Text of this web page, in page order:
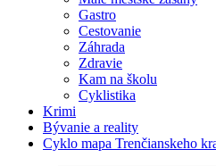
Gastro
Cestovanie
Záhrada
Zdravie
Kam na školu
Cyklistika
Krimi
Bývanie a reality
Cyklo mapa Trenčianskeho